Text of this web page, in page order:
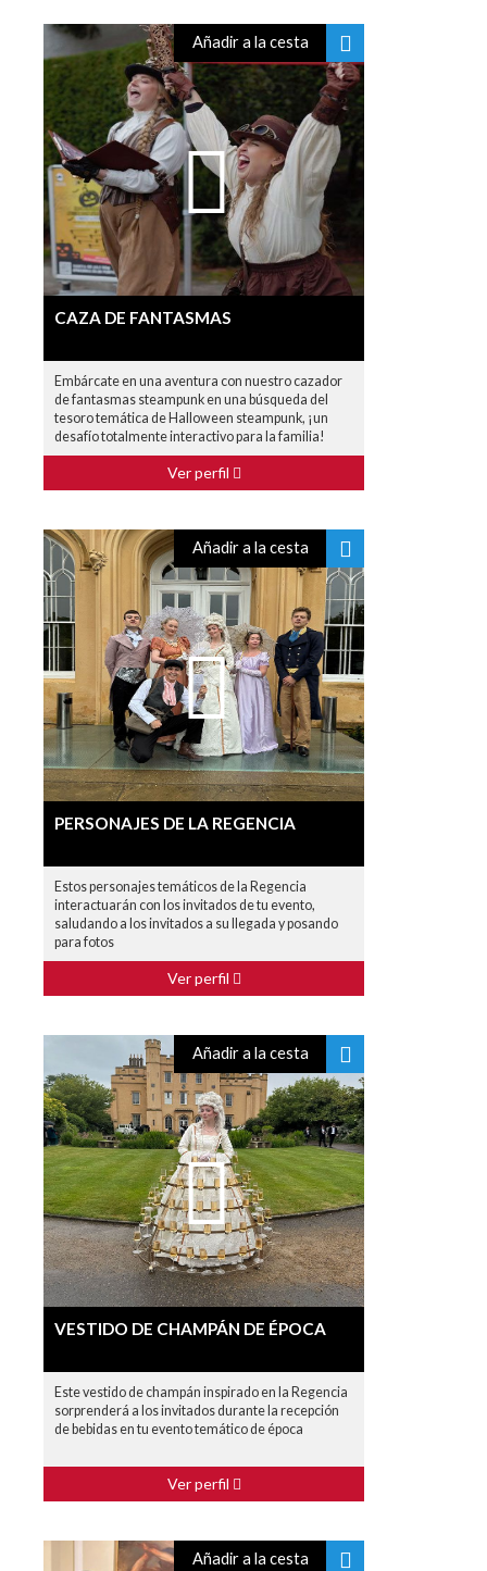
Añadir a la cesta
CAZA DE FANTASMAS
Embárcate en una aventura con nuestro cazador
de fantasmas steampunk en una búsqueda del
tesoro temática de Halloween steampunk, ¡un
desafío totalmente interactivo para la familia!
Ver perfil
Añadir a la cesta
PERSONAJES DE LA REGENCIA
Estos personajes temáticos de la Regencia
interactuarán con los invitados de tu evento,
saludando a los invitados a su llegada y posando
para fotos
Ver perfil
Añadir a la cesta
VESTIDO DE CHAMPÁN DE ÉPOCA
Este vestido de champán inspirado en la Regencia
sorprenderá a los invitados durante la recepción
de bebidas en tu evento temático de época
Ver perfil
Añadir a la cesta